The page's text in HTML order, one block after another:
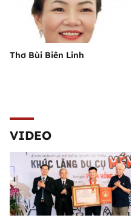
Thơ Bùi Biên Linh
VIDEO